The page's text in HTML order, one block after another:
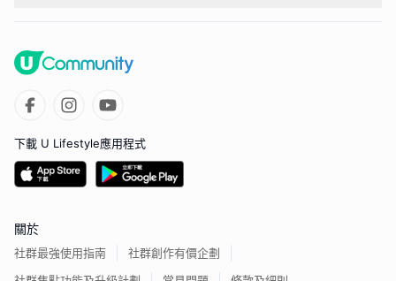
下載 U Lifestyle應用程式
關於
社群最強使用指南
社群創作有價企劃